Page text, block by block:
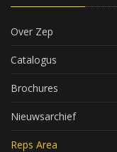
Over Zep
Catalogus
Brochures
Nieuwsarchief
Reps Area